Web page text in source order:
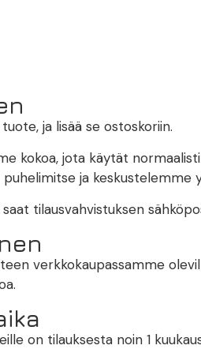
ja lisää se ostoskoriin.
kokoa, jota käytät
ja keskustelemme
tilausvahvistuksen
verkkokaupassamme
on tilauksesta noin 1